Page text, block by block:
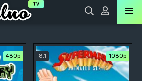
480р 8.1 1080p